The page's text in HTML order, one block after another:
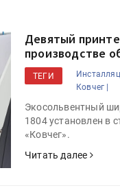
Девятый
производстве
ТЕГИ
Ковчег |
Экосольвентный
1804 установлен в
«Ковчег».
Читать далее
Подпишитесь на